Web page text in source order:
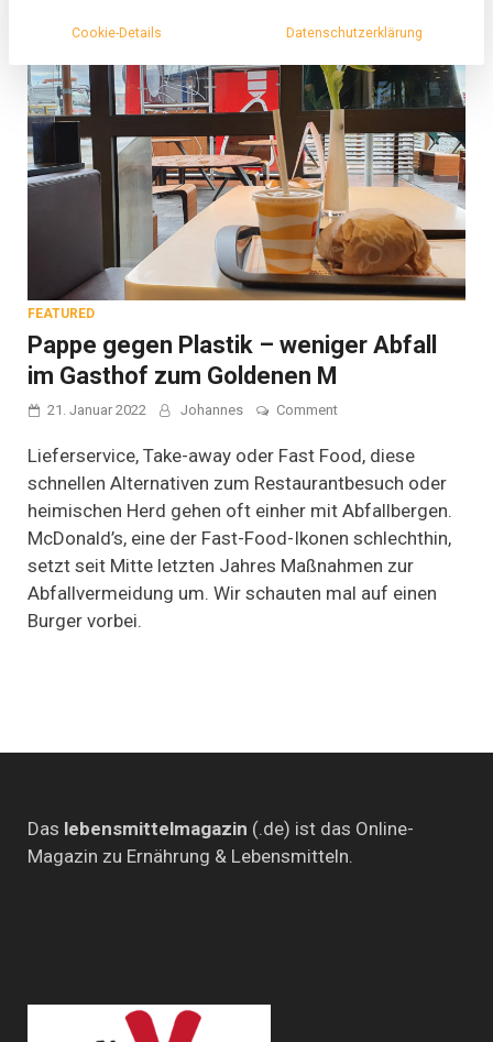
FEATURED
Pappe gegen Plastik – weniger Abfall
im Gasthof zum Goldenen M
21. Januar 2022 Johannes Commenton
gegen
Plastik
–
weniger
im
Gasthof
zum
Lieferservice, Take-away oder Fast Food, diese
schnellen Alternativen zum Restaurantbesuch oder
heimischen Herd gehen oft einher mit Abfallbergen.
McDonald’s, eine der Fast-Food-Ikonen schlechthin,
setzt seit Mitte letzten Jahres Maßnahmen zur
Abfallvermeidung um. Wir schauten mal auf einen
Burger vorbei.
Das lebensmittelmagazin (.de) ist das Online-
Magazin zu Ernährung & Lebensmitteln.
Cookie-Details Datenschutzerklärung